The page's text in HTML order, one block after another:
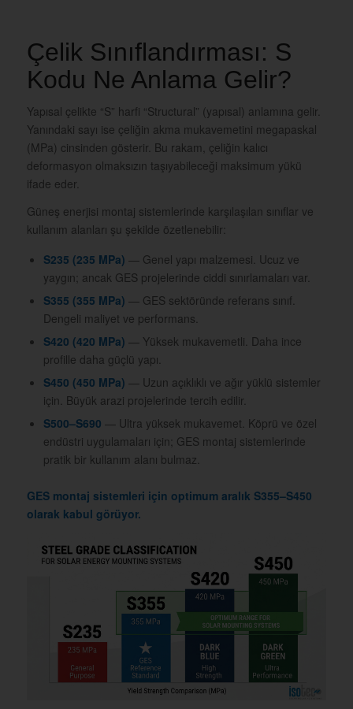
Çelik Sınıflandırması: S
Kodu Ne Anlama Gelir?
Yapısal çelikte “S” harfi “Structural” (yapısal) anlamına gelir.
Yanındaki sayı ise çeliğin akma mukavemetini megapaskal
(MPa) cinsinden gösterir. Bu rakam, çeliğin kalıcı
deformasyon olmaksızın taşıyabileceği maksimum yükü
ifade eder.
Güneş enerjisi montaj sistemlerinde karşılaşılan sınıflar ve
kullanım alanları şu şekilde özetlenebilir:
S235 (235 MPa) — Genel yapı malzemesi. Ucuz ve
yaygın; ancak GES projelerinde ciddi sınırlamaları var.
S355 (355 MPa) — GES sektöründe referans sınıf.
Dengeli maliyet ve performans.
S420 (420 MPa) — Yüksek mukavemetli. Daha ince
profille daha güçlü yapı.
S450 (450 MPa) — Uzun açıklıklı ve ağır yüklü sistemler
için. Büyük arazi projelerinde tercih edilir.
S500–S690 — Ultra yüksek mukavemet. Köprü ve özel
endüstri uygulamaları için; GES montaj sistemlerinde
pratik bir kullanım alanı bulmaz.
GES montaj sistemleri için optimum aralık S355–S450
olarak kabul görüyor.